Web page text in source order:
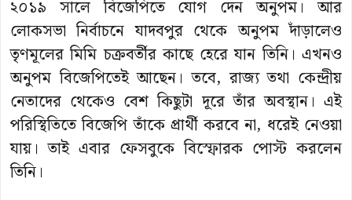
২০১৯ সালে বিজেপিতে যোগ দেন অনুপম। আর
লোকসভা নির্বাচনে যাদবপুর থেকে অনুপম দাঁড়ালেও
তৃণমূলের মিমি চক্রবর্তীর কাছে হেরে যান তিনি। এখনও
অনুপম বিজেপিতেই আছেন। তবে, রাজ্য তথা কেন্দ্রীয়
নেতাদের থেকেও বেশ কিছুটা দূরে তাঁর অবস্থান। এই
পরিস্থিতিতে বিজেপি তাঁকে প্রার্থী করবে না, ধরেই নেওয়া
যায়। তাই এবার ফেসবুকে বিস্ফোরক পোস্ট করলেন
তিনি।